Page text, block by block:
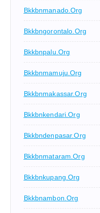
Bkkbnmanado.org
Bkkbngorontalo.org
Bkkbnpalu.org
Bkkbnmamuju.org
Bkkbnmakassar.org
Bkkbnkendari.org
Bkkbndenpasar.org
Bkkbnmataram.org
Bkkbnkupang.org
Bkkbnambon.org